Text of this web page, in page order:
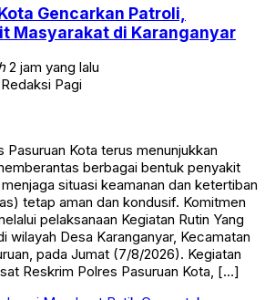
Gencarkan Patroli,
Masyarakat di Karanganyar
2 jam yang lalu
Pagi
Pasuruan Kota terus menunjukkan
berbagai bentuk penyakit
situasi keamanan dan ketertiban
tetap aman dan kondusif. Komitmen
pelaksanaan Kegiatan Rutin Yang
wilayah Desa Karanganyar, Kecamatan
pada Jumat (7/8/2026). Kegiatan
Reskrim Polres Pasuruan Kota, […]